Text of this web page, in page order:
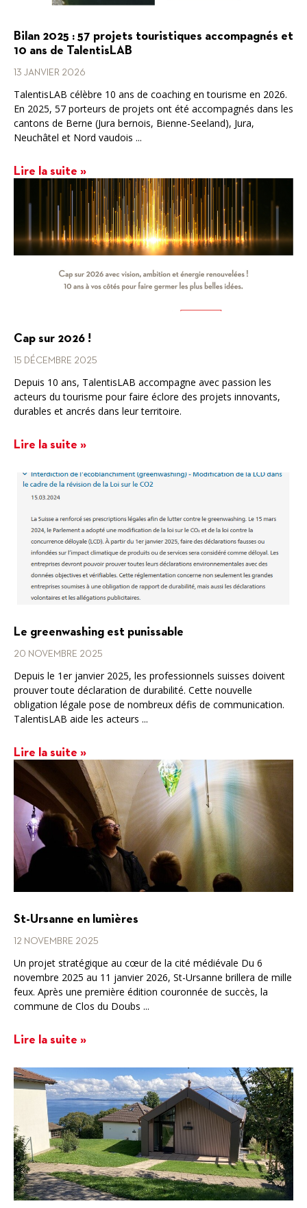
Bilan 2025 : 57 projets touristiques accompagnés et
10 ans de TalentisLAB
13 JANVIER 2026
TalentisLAB célèbre 10 ans de coaching en tourisme en 2026.
En 2025, 57 porteurs de projets ont été accompagnés dans les
cantons de Berne (Jura bernois, Bienne-Seeland), Jura,
Neuchâtel et Nord vaudois ...
Lire la suite »
Cap sur 2026 !
15 DÉCEMBRE 2025
Depuis 10 ans, TalentisLAB accompagne avec passion les
acteurs du tourisme pour faire éclore des projets innovants,
durables et ancrés dans leur territoire.
Lire la suite »
Le greenwashing est punissable
20 NOVEMBRE 2025
Depuis le 1er janvier 2025, les professionnels suisses doivent
prouver toute déclaration de durabilité. Cette nouvelle
obligation légale pose de nombreux défis de communication.
TalentisLAB aide les acteurs ...
Lire la suite »
St-Ursanne en lumières
12 NOVEMBRE 2025
Un projet stratégique au cœur de la cité médiévale Du 6
novembre 2025 au 11 janvier 2026, St-Ursanne brillera de mille
feux. Après une première édition couronnée de succès, la
commune de Clos du Doubs ...
Lire la suite »